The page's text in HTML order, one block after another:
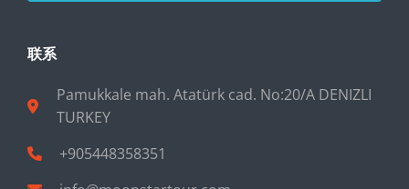
联系
Pamukkale mah. Atatürk cad. No:20/A DENIZLI
TURKEY
+905448358351